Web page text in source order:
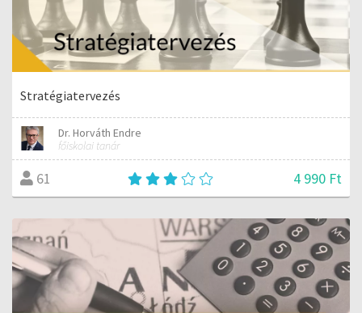
Stratégiatervezés
Dr. Horváth Endre
főiskolai tanár
61 4 990 Ft